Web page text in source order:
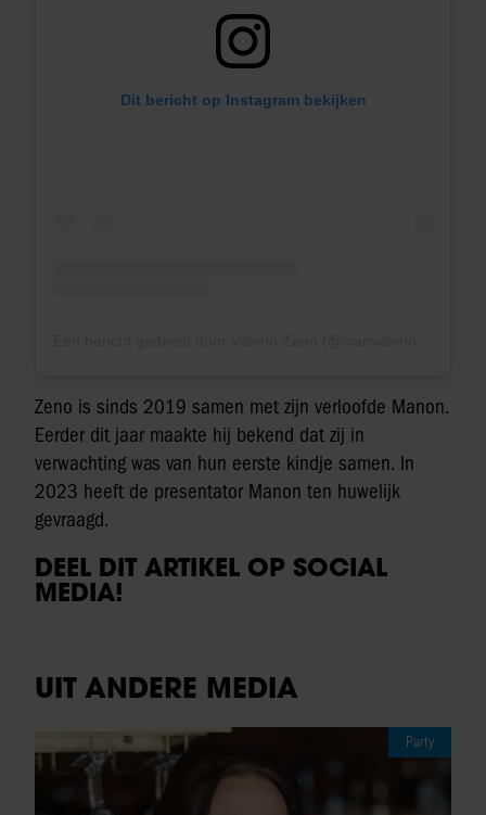
Dit bericht op Instagram bekijken
Zeno is sinds 2019 samen met zijn verloofde Manon.
Eerder dit jaar maakte hij bekend dat zij in
verwachting was van hun eerste kindje samen. In
2023 heeft de presentator Manon ten huwelijk
gevraagd.
DEEL DIT ARTIKEL OP SOCIAL
MEDIA!
UIT ANDERE MEDIA
Party